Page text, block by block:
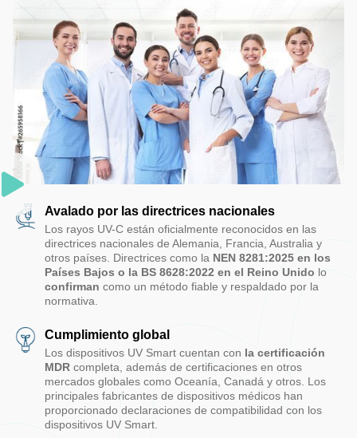
Avalado por las directrices nacionales
Los rayos UV-C están oficialmente reconocidos en las
directrices nacionales de Alemania, Francia, Australia y
otros países. Directrices como la NEN 8281:2025 en los
Países Bajos o la BS 8628:2022 en el Reino Unido lo
confirman como un método fiable y respaldado por la
normativa.
Cumplimiento global
Los dispositivos UV Smart cuentan con la certificación
MDR completa, además de certificaciones en otros
mercados globales como Oceanía, Canadá y otros. Los
principales fabricantes de dispositivos médicos han
proporcionado declaraciones de compatibilidad con los
dispositivos UV Smart.